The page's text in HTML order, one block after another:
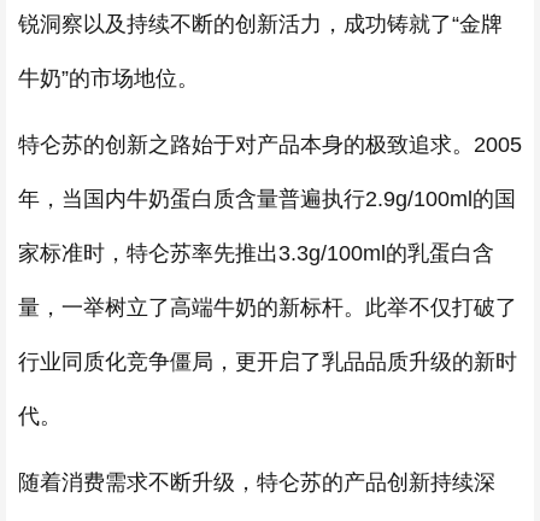
锐洞察以及持续不断的创新活力，成功铸就了“金牌
牛奶”的市场地位。
特仑苏的创新之路始于对产品本身的极致追求。2005
年，当国内牛奶蛋白质含量普遍执行2.9g/100ml的国
家标准时，特仑苏率先推出3.3g/100ml的乳蛋白含
量，一举树立了高端牛奶的新标杆。此举不仅打破了
行业同质化竞争僵局，更开启了乳品品质升级的新时
代。
随着消费需求不断升级，特仑苏的产品创新持续深